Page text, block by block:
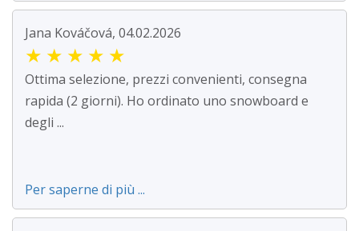
Jana Kováčová, 04.02.2026
★ ★ ★ ★ ★
Ottima selezione, prezzi convenienti, consegna
rapida (2 giorni). Ho ordinato uno snowboard e
degli ...
Per saperne di più ...